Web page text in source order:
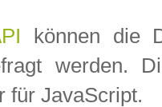
können die
werden.
für JavaScript.